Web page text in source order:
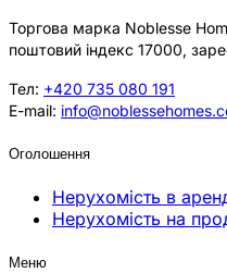
Торгова марка Noblesse
поштовий індекс 17000,
Тел: +420 735 080 191
E-mail:
Оголошення
Нерухомість в
Нерухомість на
Меню